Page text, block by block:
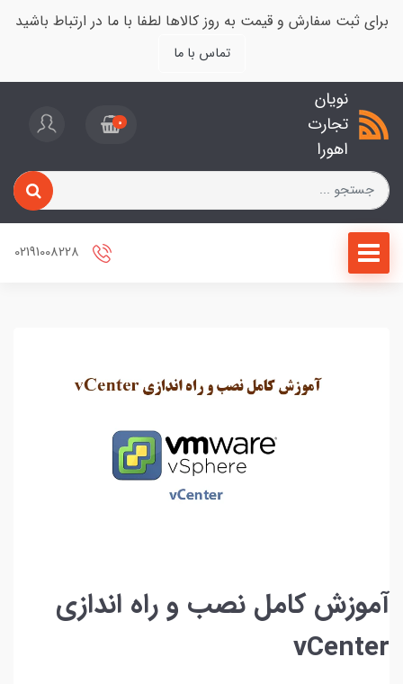
برای ثبت سفارش و قیمت به روز کالاها لطفا با ما در ارتباط باشید
تماس با ما
نویان
تجارت
اهورا
0
آموزش کامل نصب و راه اندازی
vCenter